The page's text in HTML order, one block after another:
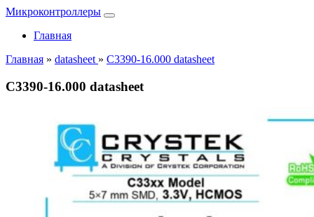
Микроконтроллеры
Главная
Главная » datasheet » C3390-16.000 datasheet
C3390-16.000 datasheet